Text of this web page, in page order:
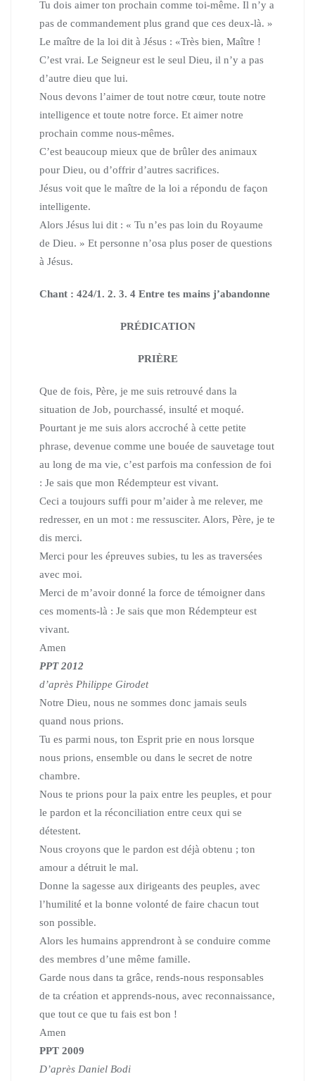
Tu dois aimer ton prochain comme toi-même. Il n’y a
pas de commandement plus grand que ces deux-là. »
Le maître de la loi dit à Jésus : «Très bien, Maître !
C’est vrai. Le Seigneur est le seul Dieu, il n’y a pas
d’autre dieu que lui.
Nous devons l’aimer de tout notre cœur, toute notre
intelligence et toute notre force. Et aimer notre
prochain comme nous-mêmes.
C’est beaucoup mieux que de brûler des animaux
pour Dieu, ou d’offrir d’autres sacrifices.
Jésus voit que le maître de la loi a répondu de façon
intelligente.
Alors Jésus lui dit : « Tu n’es pas loin du Royaume
de Dieu. » Et personne n’osa plus poser de questions
à Jésus.
Chant : 424/1. 2. 3. 4 Entre tes mains j’abandonne
PRÉDICATION
PRIÈRE
Que de fois, Père, je me suis retrouvé dans la
situation de Job, pourchassé, insulté et moqué.
Pourtant je me suis alors accroché à cette petite
phrase, devenue comme une bouée de sauvetage tout
au long de ma vie, c’est parfois ma confession de foi
: Je sais que mon Rédempteur est vivant.
Ceci a toujours suffi pour m’aider à me relever, me
redresser, en un mot : me ressusciter. Alors, Père, je te
dis merci.
Merci pour les épreuves subies, tu les as traversées
avec moi.
Merci de m’avoir donné la force de témoigner dans
ces moments-là : Je sais que mon Rédempteur est
vivant.
Amen
PPT 2012
d’après Philippe Girodet
Notre Dieu, nous ne sommes donc jamais seuls
quand nous prions.
Tu es parmi nous, ton Esprit prie en nous lorsque
nous prions, ensemble ou dans le secret de notre
chambre.
Nous te prions pour la paix entre les peuples, et pour
le pardon et la réconciliation entre ceux qui se
détestent.
Nous croyons que le pardon est déjà obtenu ; ton
amour a détruit le mal.
Donne la sagesse aux dirigeants des peuples, avec
l’humilité et la bonne volonté de faire chacun tout
son possible.
Alors les humains apprendront à se conduire comme
des membres d’une même famille.
Garde nous dans ta grâce, rends-nous responsables
de ta création et apprends-nous, avec reconnaissance,
que tout ce que tu fais est bon !
Amen
PPT 2009
D’après Daniel Bodi